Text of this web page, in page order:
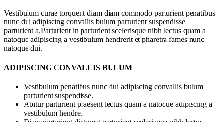
Vestibulum curae torquent diam diam commodo parturient penatibus
nunc dui adipiscing convallis bulum parturient suspendisse
parturient a.Parturient in parturient scelerisque nibh lectus quam a
natoque adipiscing a vestibulum hendrerit et pharetra fames nunc
natoque dui.
ADIPISCING CONVALLIS BULUM
Vestibulum penatibus nunc dui adipiscing convallis bulum
parturient suspendisse.
Abitur parturient praesent lectus quam a natoque adipiscing a
vestibulum hendre.